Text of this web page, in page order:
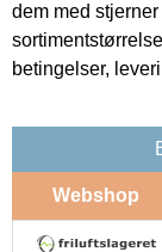
dem med
betingelser,
Webshop